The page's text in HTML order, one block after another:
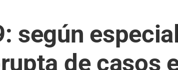
según
de casos